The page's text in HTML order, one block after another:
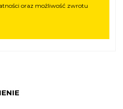
oraz możliwość zwrotu